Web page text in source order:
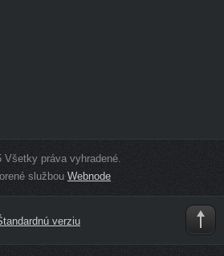
Všetky práva vyhradené.
službou Webnode
verziu